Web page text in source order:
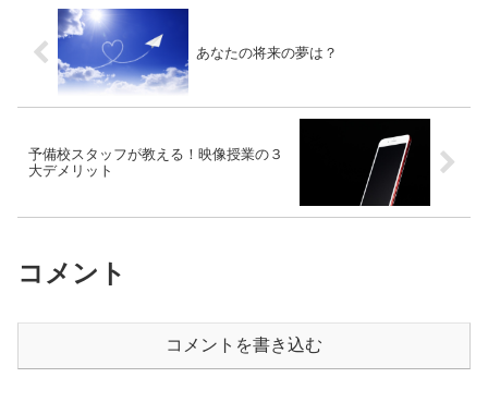
あなたの将来の夢は？
予備校スタッフが教える！映像授業の３
大デメリット
コメント
コメントを書き込む